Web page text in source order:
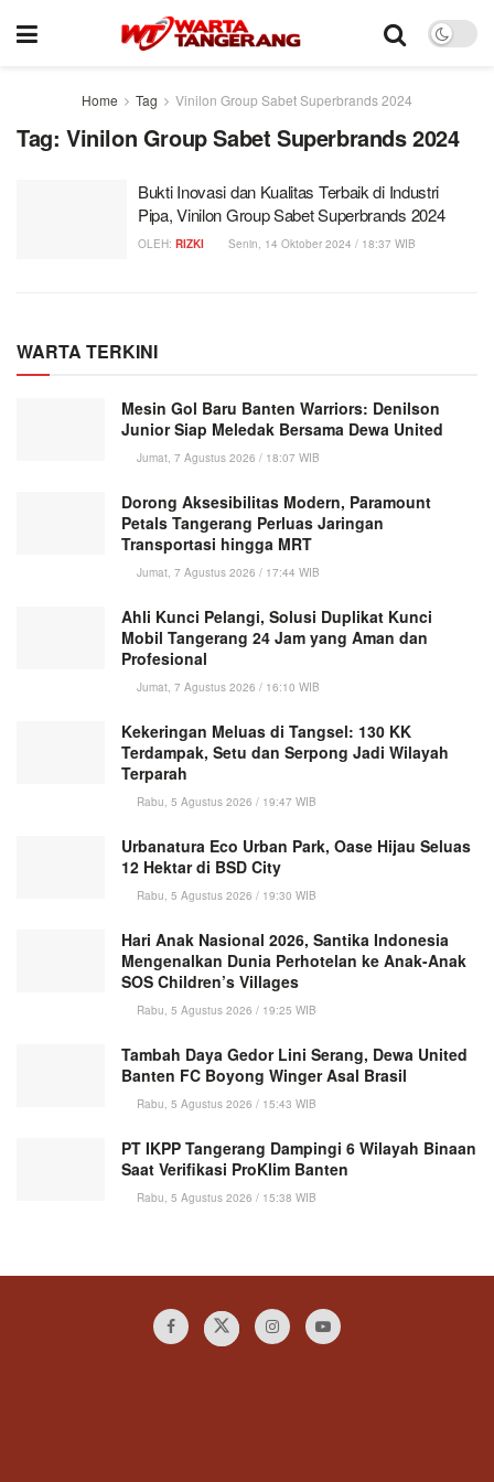
Home Tag Vinilon Group Sabet Superbrands 2024
Tag: Vinilon Group Sabet Superbrands 2024
Bukti Inovasi dan Kualitas Terbaik di Industri
Pipa, Vinilon Group Sabet Superbrands 2024
OLEH: RIZKI Senin, 14 Oktober 2024 / 18:37 WIB
WARTA TERKINI
Mesin Gol Baru Banten Warriors: Denilson
Junior Siap Meledak Bersama Dewa United
Jumat, 7 Agustus 2026 / 18:07 WIB
Dorong Aksesibilitas Modern, Paramount
Petals Tangerang Perluas Jaringan
Transportasi hingga MRT
Jumat, 7 Agustus 2026 / 17:44 WIB
Ahli Kunci Pelangi, Solusi Duplikat Kunci
Mobil Tangerang 24 Jam yang Aman dan
Profesional
Jumat, 7 Agustus 2026 / 16:10 WIB
Kekeringan Meluas di Tangsel: 130 KK
Terdampak, Setu dan Serpong Jadi Wilayah
Terparah
Rabu, 5 Agustus 2026 / 19:47 WIB
Urbanatura Eco Urban Park, Oase Hijau Seluas
12 Hektar di BSD City
Rabu, 5 Agustus 2026 / 19:30 WIB
Hari Anak Nasional 2026, Santika Indonesia
Mengenalkan Dunia Perhotelan ke Anak-Anak
SOS Children’s Villages
Rabu, 5 Agustus 2026 / 19:25 WIB
Tambah Daya Gedor Lini Serang, Dewa United
Banten FC Boyong Winger Asal Brasil
Rabu, 5 Agustus 2026 / 15:43 WIB
PT IKPP Tangerang Dampingi 6 Wilayah Binaan
Saat Verifikasi ProKlim Banten
Rabu, 5 Agustus 2026 / 15:38 WIB